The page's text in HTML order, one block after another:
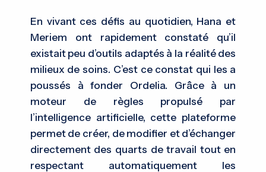
En vivant ces défis au quotidien, Hana et
Meriem ont rapidement constaté qu’il
existait peu d’outils adaptés à la réalité des
milieux de soins. C’est ce constat qui les a
poussés à fonder Ordelia. Grâce à un
moteur de règles propulsé par
l’intelligence artificielle, cette plateforme
permet de créer, de modifier et d’échanger
directement des quarts de travail tout en
respectant automatiquement les